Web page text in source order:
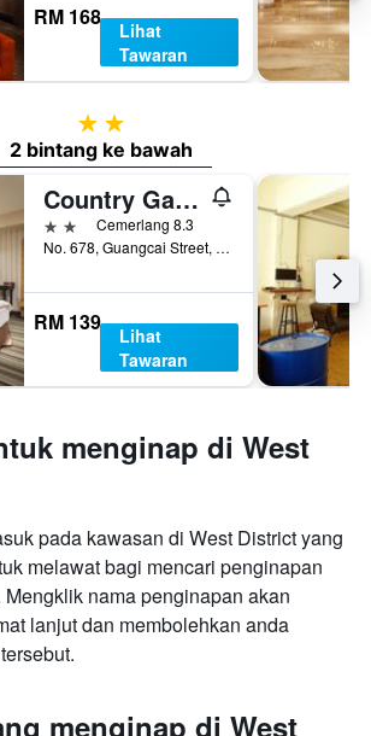
RM 168
Lihat
Tawaran
2 bintang
2 bintang ke bawah
Country Garden Hotel
2 bintangCemerlang 8.3
No. 678, Guangcai Street, West District, Chiayi City, Taiwan
RM 139
Lihat
Tawaran
menginap di West
pada kawasan di West District yang
melawat bagi mencari penginapan
nama penginapan akan
lanjut dan membolehkan anda
menginap di West